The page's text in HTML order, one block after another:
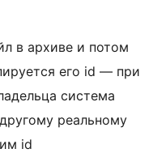
в архиве и потом
его id — при
система
реальному
id